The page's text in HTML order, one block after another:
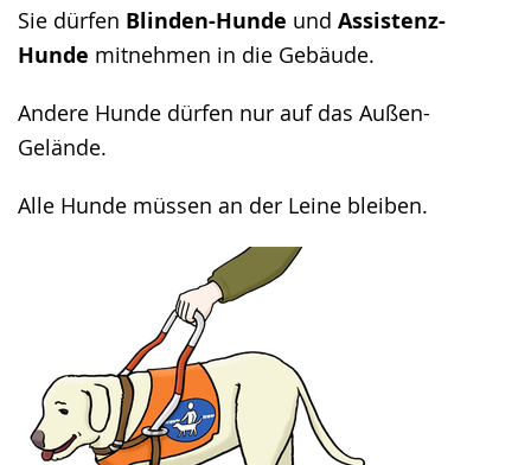
angezeigt.
Sie dürfen Blinden-Hunde und Assistenz-
Hunde mitnehmen in die Gebäude.
Andere Hunde dürfen nur auf das Außen-
Gelände.
Alle Hunde müssen an der Leine bleiben.